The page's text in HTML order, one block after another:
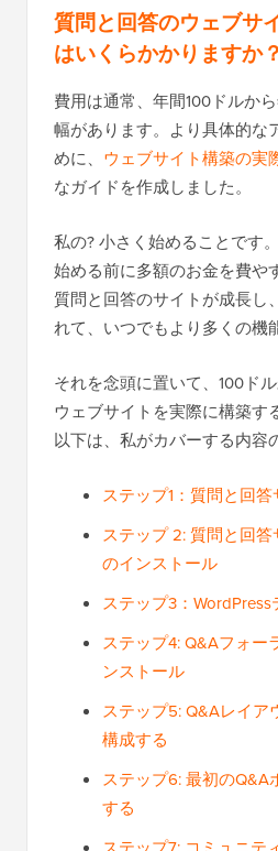
質問と回答のウェブサ
はいくらかかりますか？
費用は通常、年間100ドルか
幅があります。より具体的な
めに、 ウェブサイト構築の実
なガイドを作成しました。
私の? 小さく始めることです
始める前に多額のお金を費や
質問と回答のサイトが成長し
れて、いつでもより多くの機
それを念頭に置いて、100ド
ウェブサイトを実際に構築す
以下は、私がカバーする内容
ステップ1：質問と回
ステップ 2: 質問と回
のインストール
ステップ3：
ステップ4: Q&Aフォー
ンストール
ステップ5: Q&Aレイア
構成する
ステップ6: 最初の
する